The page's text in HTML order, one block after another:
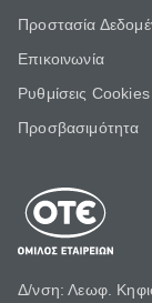
Προστασία
Επικοινωνία
Ρυθμίσεις Cookies
Προσβασιμότητα
Δ/νση: Λεωφ.